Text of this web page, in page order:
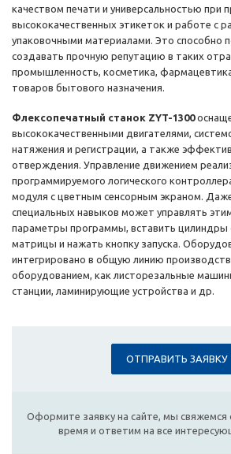
качеством печати и универсальностью при
высококачественных этикеток и работе с
упаковочными материалами. Это способно
создавать прочную репутацию в таких
промышленность, косметика,
товаров бытового назначения.
Флексопечатный станок ZYT-1300
высококачественными двигателями,
натяжения и регистрации, а также
отверждения. Управление движением
программируемого логического
модуля с цветным сенсорным экраном.
специальных навыков может управлять
параметры программы, вставить цилиндры
матрицы и нажать кнопку запуска.
интегрировано в общую линию
оборудованием, как листорезальные
станции, ламинирующие устройства и др.
ОТПРАВИТЬ ЗАЯВКУ
Оформите заявку на сайте, мы свяжемся
время и ответим на все